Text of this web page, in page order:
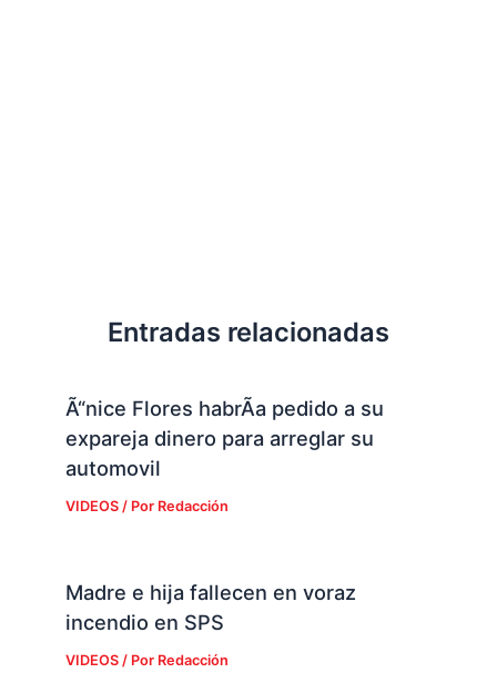
Entradas relacionadas
Ã“nice Flores habrÃ­a pedido a su
expareja dinero para arreglar su
automovil
VIDEOS/ Por Redacción
Madre e hija fallecen en voraz
incendio en SPS
VIDEOS/ Por Redacción